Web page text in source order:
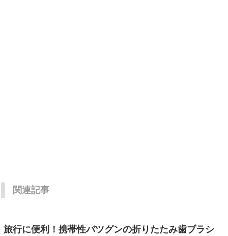
関連記事
旅行に便利！携帯性バツグンの折りたたみ歯ブラシ